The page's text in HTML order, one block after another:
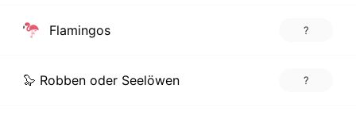
Flamingos ?
🦭 Robben oder Seelöwen ?